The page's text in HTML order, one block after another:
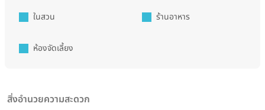
ในสวน ร้านอาหาร
ห้องจัดเลี้ยง
สิ่งอำนวยความสะดวก